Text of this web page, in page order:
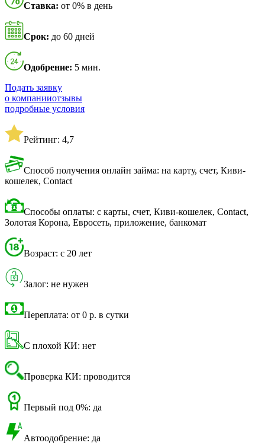
Ставка: от 0% в день
Срок: до 60 дней
Одобрение: 5 мин.
Подать заявку
о компанииотзывы
подробные условия
Рейтинг: 4,7
Способ получения онлайн займа: на карту, счет, Киви-
кошелек, Contact
Способы оплаты: с карты, счет, Киви-кошелек, Contact,
Золотая Корона, Евросеть, приложение, банкомат
Возраст: с 20 лет
Залог: не нужен
Переплата: от 0 р. в сутки
С плохой КИ: нет
Проверка КИ: проводится
Первый под 0%: да
Автоодобрение: да